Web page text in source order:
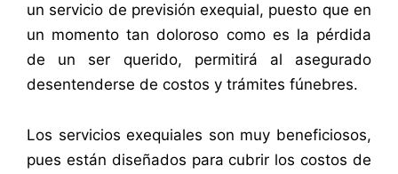
un servicio de previsión exequial, puesto que en
un momento tan doloroso como es la pérdida
de un ser querido, permitirá al asegurado
desentenderse de costos y trámites fúnebres.
Los servicios exequiales son muy beneficiosos,
pues están diseñados para cubrir los costos de